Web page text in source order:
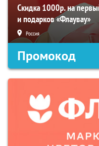
Скидка 1000р. на
и подарков «Флаувау»
Россия
Промокод